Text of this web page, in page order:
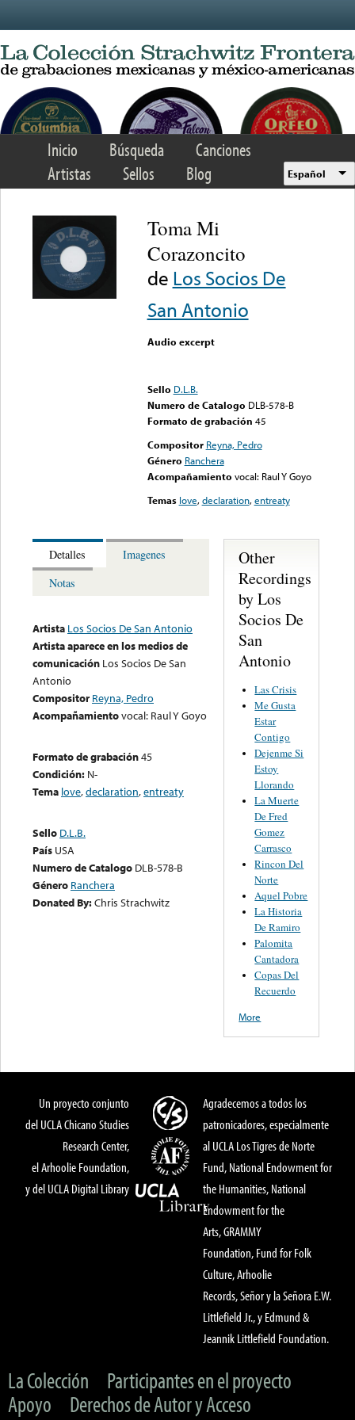
Inicio Búsqueda
Canciones
Artistas
Sellos Blog Español
Toma Mi
Corazoncito
de Los Socios De
San Antonio
Audio excerpt
Sello D.L.B.
Numero de Catalogo DLB-578-B
Formato de grabación 45
Compositor Reyna, Pedro
Género Ranchera
Acompañamiento vocal: Raul Y Goyo
Temas love,declaration,entreaty
Detalles
Imagenes
Notas
Artista Los Socios De San Antonio
Artista aparece en los medios de
comunicación Los Socios De San
Antonio
Compositor Reyna, Pedro
Acompañamientovocal: Raul Y Goyo
Formato de grabación45
Condición: N-
Tema love,declaration,entreaty
Sello D.L.B.
País USA
Numero de Catalogo DLB-578-B
Género Ranchera
Donated By:Chris Strachwitz
Other
Recordings
by Los
Socios De
San
Antonio
Las Crisis
Me Gusta
Estar
Contigo
Dejenme Si
Estoy
Llorando
La Muerte
De Fred
Gomez
Carrasco
Rincon Del
Norte
Aquel Pobre
La Historia
De Ramiro
Palomita
Cantadora
Copas Del
Recuerdo
More
Un proyecto conjunto
del UCLA Chicano Studies
Research Center,
el Arhoolie Foundation,
y del UCLA Digital Library
Agradecemos a todos los
patronicadores, especialmente
al UCLA Los Tigres de Norte
Fund, National Endowment for
the Humanities, National
Endowment for the
Arts, GRAMMY
Foundation, Fund for Folk
Culture, Arhoolie
Records, Señor y la Señora E.W.
Littlefield Jr., y Edmund &
Jeannik Littlefield Foundation.
La Colección
Participantes en el proyecto
Apoyo
Derechos de Autor y Acceso